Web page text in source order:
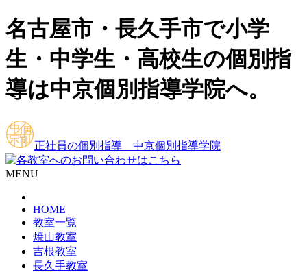
名古屋市・長久手市で小学
生・中学生・高校生の個別指
導は中京個別指導学院へ。
正社員の個別指導 中京個別指導学院
MENU
HOME
教室一覧
焼山教室
吉根教室
長久手教室